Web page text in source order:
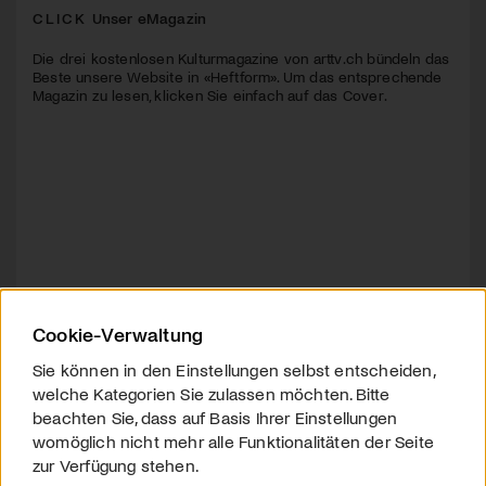
CLICK Unser eMagazin
Die drei kostenlosen Kulturmagazine von arttv.ch bündeln das
Beste unsere Website in «Heftform». Um das entsprechende
Magazin zu lesen, klicken Sie einfach auf das Cover.
Cookie-Verwaltung
Sie können in den Einstellungen selbst entscheiden,
welche Kategorien Sie zulassen möchten. Bitte
beachten Sie, dass auf Basis Ihrer Einstellungen
womöglich nicht mehr alle Funktionalitäten der Seite
zur Verfügung stehen.